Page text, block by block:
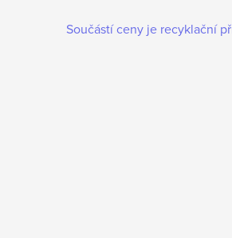
Součástí ceny je recyklační